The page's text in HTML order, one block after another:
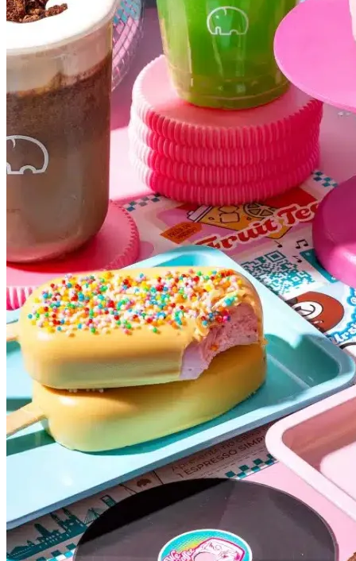
Internacional
Atlético-MG